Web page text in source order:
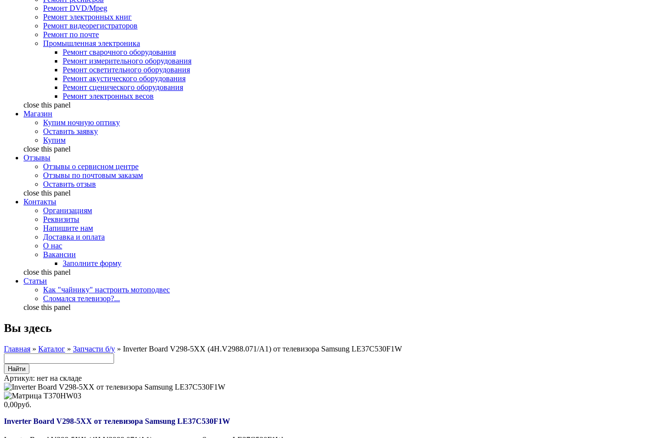
Ремонт DVD/Mpeg
Ремонт электронных книг
Ремонт видеорегистраторов
Ремонт по почте
Промышленная электроника
Ремонт сварочного оборудования
Ремонт измерительного оборудования
Ремонт осветительного оборудования
Ремонт акустического оборудования
Ремонт сценического оборудования
Ремонт электронных весов
close this panel
Магазин
Купим ночную оптику
Оставить заявку
Купим
close this panel
Отзывы
Отзывы о сервисном центре
Отзывы по почтовым заказам
Оставить отзыв
close this panel
Контакты
Организациям
Реквизиты
Напишите нам
Доставка и оплата
О нас
Вакансии
Заполните форму
close this panel
Статьи
Как "чайнику" настроить мотоподвес
Сломался телевизор?...
close this panel
Вы здесь
Главная » Каталог » Запчасти б/у » Inverter Board V298-5XX (4H.V2988.071/A1) от телевизора Samsung LE37C530F1W
Артикул: нет на складе
0,00руб.
Inverter Board V298-5XX от телевизора Samsung LE37C530F1W